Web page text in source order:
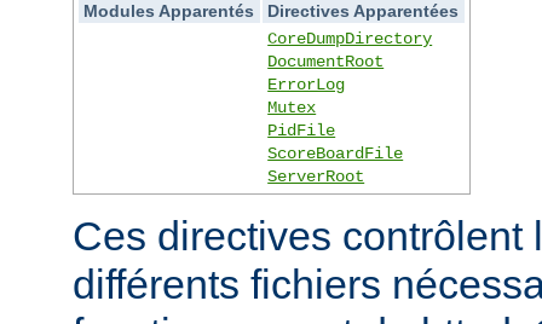
Modules Apparentés
Directives Apparentées
CoreDumpDirectory
DocumentRoot
ErrorLog
Mutex
PidFile
ScoreBoardFile
ServerRoot
Ces directives contrôlent
différents fichiers